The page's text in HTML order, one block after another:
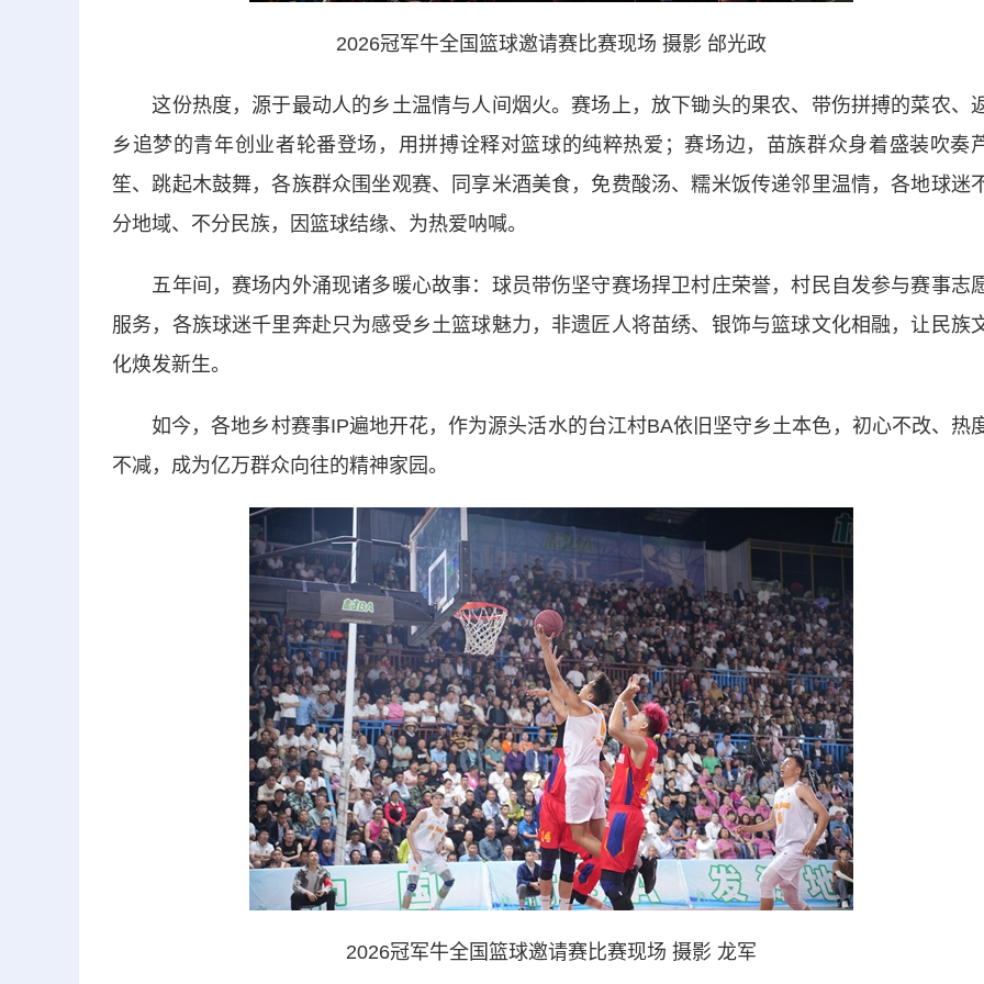
2026冠军牛全国篮球邀请赛比赛现场 摄影 邰光政
这份热度，源于最动人的乡土温情与人间烟火。赛场上，放下锄头的果农、带伤拼搏的菜农、
乡追梦的青年创业者轮番登场，用拼搏诠释对篮球的纯粹热爱；赛场边，苗族群众身着盛装吹奏
笙、跳起木鼓舞，各族群众围坐观赛、同享米酒美食，免费酸汤、糯米饭传递邻里温情，各地球迷
分地域、不分民族，因篮球结缘、为热爱呐喊。
五年间，赛场内外涌现诸多暖心故事：球员带伤坚守赛场捍卫村庄荣誉，村民自发参与赛事志
服务，各族球迷千里奔赴只为感受乡土篮球魅力，非遗匠人将苗绣、银饰与篮球文化相融，让民族
化焕发新生。
如今，各地乡村赛事IP遍地开花，作为源头活水的台江村BA依旧坚守乡土本色，初心不改、热
不减，成为亿万群众向往的精神家园。
2026冠军牛全国篮球邀请赛比赛现场 摄影 龙军